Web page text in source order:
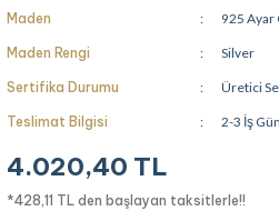
Maden 925 Ayar
Maden Rengi Silver
Sertifika Durumu Üretici
Teslimat Bilgisi 2-3 İş
4.020,40 TL
*428,11 TL den başlayan taksitlerle!!